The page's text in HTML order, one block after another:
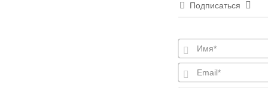
Подписаться